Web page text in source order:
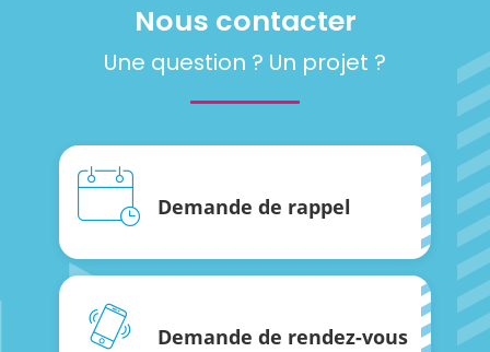
Nous contacter
Une question ? Un projet ?
Demande de rappel
Demande de rendez-vous